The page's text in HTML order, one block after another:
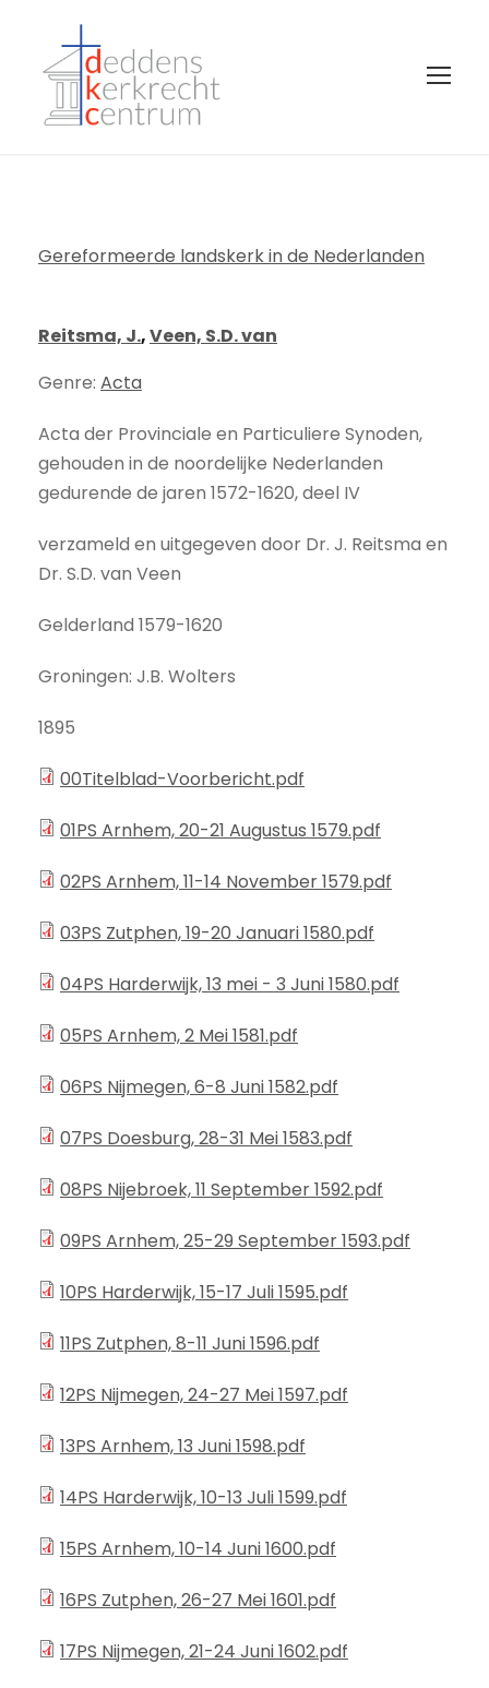
Gereformeerde landskerk in de Nederlanden
Reitsma, J.,Veen, S.D. van
Genre: Acta
Acta der Provinciale en Particuliere Synoden,
gehouden in de noordelijke Nederlanden
gedurende de jaren 1572-1620, deel IV
verzameld en uitgegeven door Dr. J. Reitsma en
Dr. S.D. van Veen
Gelderland 1579-1620
Groningen: J.B. Wolters
1895
00Titelblad-Voorbericht.pdf
01PS Arnhem, 20-21 Augustus 1579.pdf
02PS Arnhem, 11-14 November 1579.pdf
03PS Zutphen, 19-20 Januari 1580.pdf
04PS Harderwijk, 13 mei - 3 Juni 1580.pdf
05PS Arnhem, 2 Mei 1581.pdf
06PS Nijmegen, 6-8 Juni 1582.pdf
07PS Doesburg, 28-31 Mei 1583.pdf
08PS Nijebroek, 11 September 1592.pdf
09PS Arnhem, 25-29 September 1593.pdf
10PS Harderwijk, 15-17 Juli 1595.pdf
11PS Zutphen, 8-11 Juni 1596.pdf
12PS Nijmegen, 24-27 Mei 1597.pdf
13PS Arnhem, 13 Juni 1598.pdf
14PS Harderwijk, 10-13 Juli 1599.pdf
15PS Arnhem, 10-14 Juni 1600.pdf
16PS Zutphen, 26-27 Mei 1601.pdf
17PS Nijmegen, 21-24 Juni 1602.pdf